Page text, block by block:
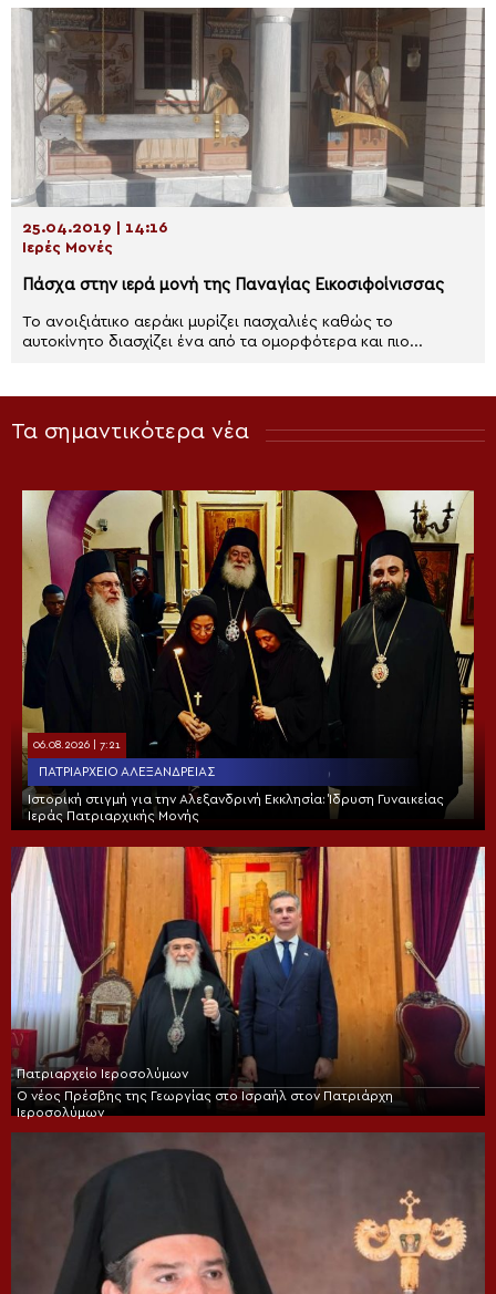
25.04.2019 | 14:16
Ιερές Μονές
Πάσχα στην ιερά μονή της Παναγίας Εικοσιφοίνισσας
Το ανοιξιάτικο αεράκι μυρίζει πασχαλιές καθώς το
αυτοκίνητο διασχίζει ένα από τα ομορφότερα και πιο...
Τα σημαντικότερα νέα
06.08.2026 | 7:21
ΠΑΤΡΙΑΡΧΕΊΟ ΑΛΕΞΑΝΔΡΕΊΑΣ
Ιστορική στιγμή για την Αλεξανδρινή Εκκλησία: Ίδρυση Γυναικείας
Ιεράς Πατριαρχικής Μονής
Πατριαρχείο Ιεροσολύμων
Ο νέος Πρέσβης της Γεωργίας στο Ισραήλ στον Πατριάρχη
Ιεροσολύμων